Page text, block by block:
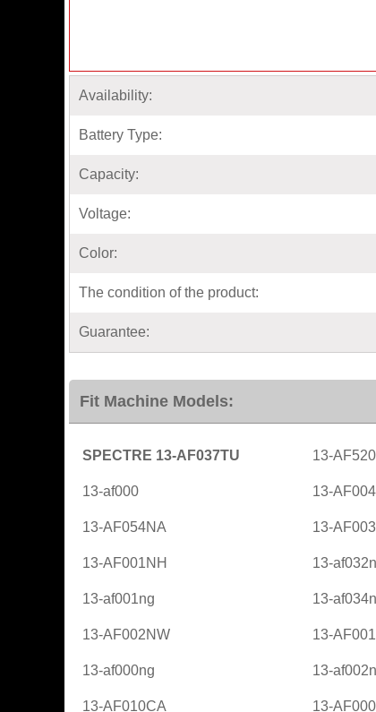
Availability:
Battery Type:
Capacity:
Voltage:
Color:
The condition of the product:
Guarantee:
Fit Machine Models:
SPECTRE 13-AF037TU 13-
13-af000 13-
13-AF054NA 13-
13-AF001NH 13-
13-af001ng 13-
13-AF002NW 13-
13-af000ng 13-
13-AF010CA 13-